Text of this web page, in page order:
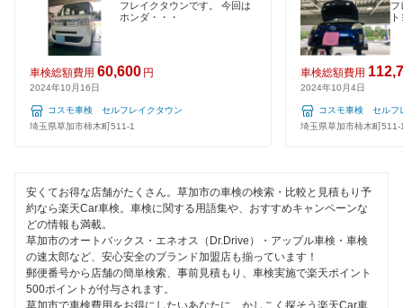
熊谷市
鴻巣市
越谷市
幸手市
狭山市
志木市
120分以内の車検
1日車検
夜間受付
整備保証
コンピューター診断
閉じる
ホリデー車検
マッハ車検
ヤジマ石油車検
出光興産「らくらく安心車検」
日産自動車販売
閉じる
フレイクタウンです。 今回は
ホンダ・・・
車検総額費用 60,600 円
2024年10月16日
コスモ車検 セルフレイクタウン
埼玉県草加市柿木町511-1
フ
車検総額費用
2024年10月4日
コスモ車検 セルフ
埼玉県草加市柿木町511-
安くてお得な店舗がたくさん。草加市の車検の検索・比較と見積もり予
約なら楽天Car車検。車検に関する用語集や、おすすめキャンペーンな
どの情報も満載。
草加市のオートバックス・エネオス（Dr.Drive）・アップル車検・車検
の速太郎など、安心安全のブランド加盟店も揃っています！
郵便番号から店舗の簡単検索、事前見積もり、車検実施で楽天ポイント
500ポイントが付与されます。
草加市で車検費用をお得にしたいあなたに、かしこく探そう楽天Car車